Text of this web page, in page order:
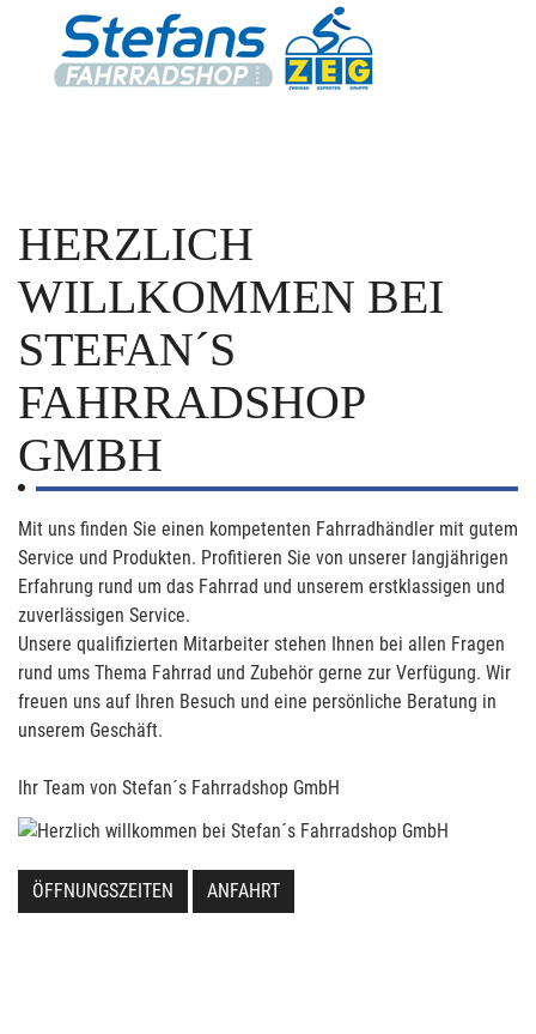
HERZLICH
WILLKOMMEN BEI
STEFAN´S
FAHRRADSHOP
GMBH
Mit uns finden Sie einen kompetenten Fahrradhändler mit gutem
Service und Produkten. Profitieren Sie von unserer langjährigen
Erfahrung rund um das Fahrrad und unserem erstklassigen und
zuverlässigen Service.
Unsere qualifizierten Mitarbeiter stehen Ihnen bei allen Fragen
rund ums Thema Fahrrad und Zubehör gerne zur Verfügung. Wir
freuen uns auf Ihren Besuch und eine persönliche Beratung in
unserem Geschäft.
Ihr Team von Stefan´s Fahrradshop GmbH
ÖFFNUNGSZEITEN ANFAHRT